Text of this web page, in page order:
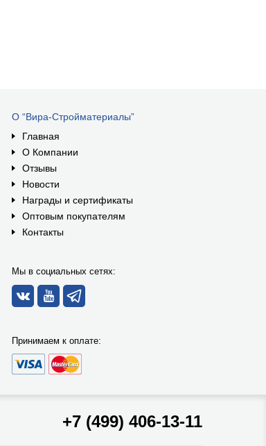
О “Вира-Стройматериалы”
Главная
О Компании
Отзывы
Новости
Награды и сертификаты
Оптовым покупателям
Контакты
Мы в социальных сетях:
Принимаем к оплате:
+7 (499) 406-13-11